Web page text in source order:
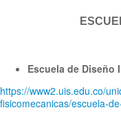
Escuela de Diseño
https://www2.uis.edu.co/
fisicomecanicas/escuela-